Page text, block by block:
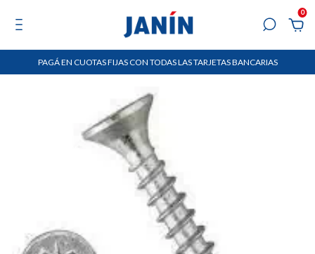
0
PAGÁ EN CUOTAS FIJAS CON TODAS LAS TARJETAS BANCARIAS